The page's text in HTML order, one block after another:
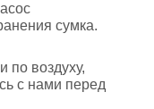
сумка.
по воздуху,
с нами перед